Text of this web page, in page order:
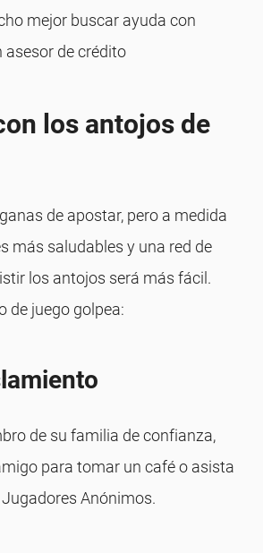
mejor buscar ayuda con
asesor de crédito
los antojos de
de apostar, pero a medida
más saludables y una red de
los antojos será más fácil.
de juego golpea:
de su familia de confianza,
para tomar un café o asista
Anónimos.